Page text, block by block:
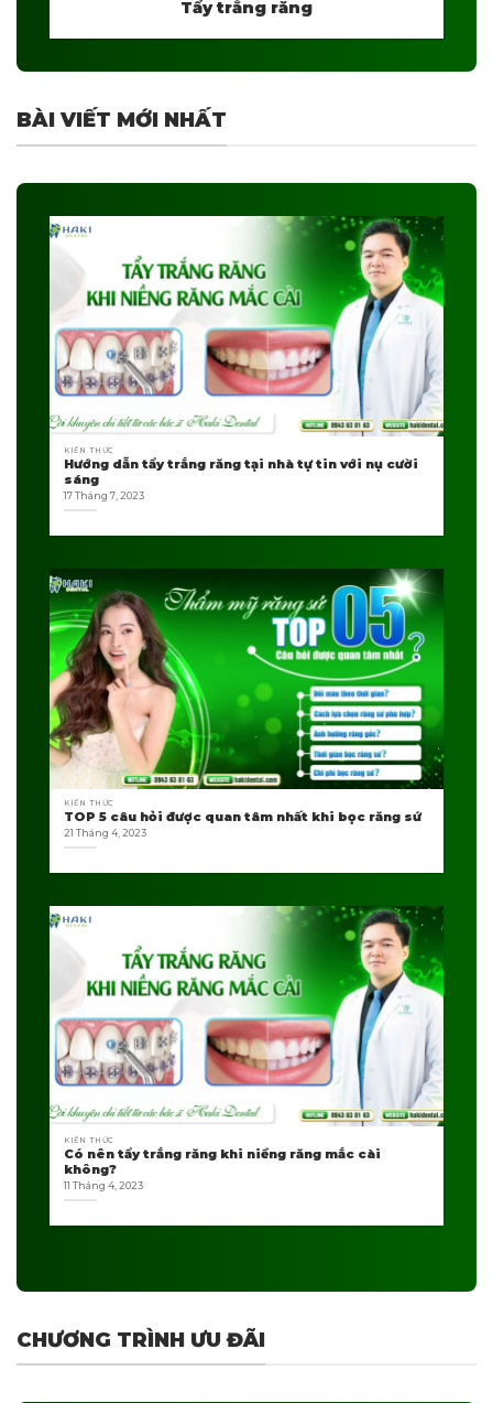
Tẩy trắng răng
BÀI VIẾT MỚI NHẤT
KIẾN THỨC
Hướng dẫn tẩy trắng răng tại nhà tự tin với nụ cười
sáng
17 Tháng 7, 2023
KIẾN THỨC
TOP 5 câu hỏi được quan tâm nhất khi bọc răng sứ
21 Tháng 4, 2023
KIẾN THỨC
Có nên tẩy trắng răng khi niềng răng mắc cài
không?
11 Tháng 4, 2023
CHƯƠNG TRÌNH ƯU ĐÃI